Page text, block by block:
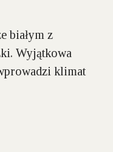
białym z
Wyjątkowa
klimat